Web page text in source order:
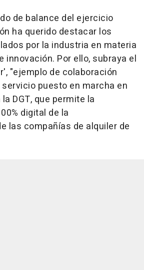
de balance del ejercicio
ha querido destacar los
por la industria en materia
innovación. Por ello, subraya el
"ejemplo de colaboración
puesto en marcha en
DGT, que permite la
digital de la
las compañías de alquiler de